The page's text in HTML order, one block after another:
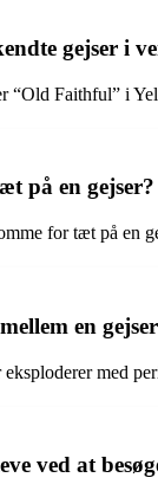
gejser i
“Old Faithful” i
på en gejser?
for tæt på en
en
med
ved at